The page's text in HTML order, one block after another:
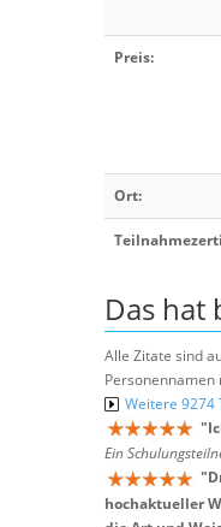
Preis:
Ort:
Das hat
Alle Zitate sind
Personennamen
Weitere 9274
"
Ein
"
hochaktueller